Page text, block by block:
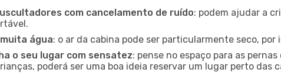
com cancelamento de ruído: podem ajudar a
água: o ar da cabina pode ser particularmente seco,
o seu lugar com sensatez: pense no espaço para as
poderá ser uma boa ideia reservar um lugar perto das